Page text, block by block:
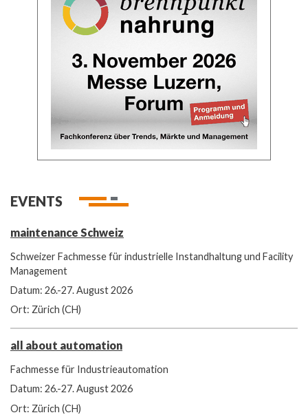
EVENTS
maintenance Schweiz
Schweizer Fachmesse für industrielle Instandhaltung und Facility
Management
Datum: 26.-27. August 2026
Ort: Zürich (CH)
all about automation
Fachmesse für Industrieautomation
Datum: 26.-27. August 2026
Ort: Zürich (CH)